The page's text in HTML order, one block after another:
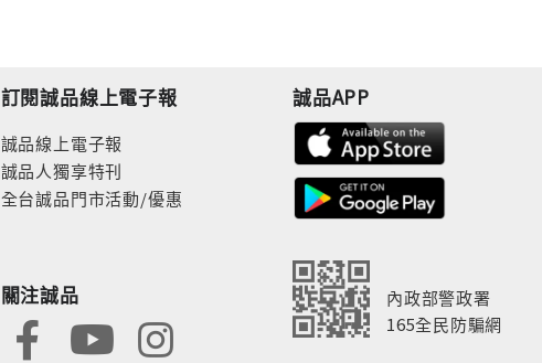
訂閱誠品線上電子報
誠品線上電子報
誠品人獨享特刊
全台誠品門市活動/優惠
關注誠品
誠品APP
內政部警政署
165全民防騙網